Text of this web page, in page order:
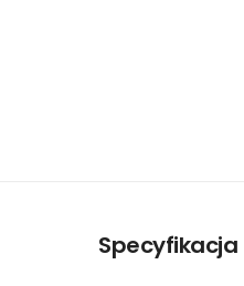
Specyfikacja